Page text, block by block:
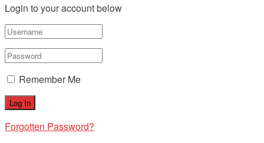
Login to your account below
Remember Me
Forgotten Password?